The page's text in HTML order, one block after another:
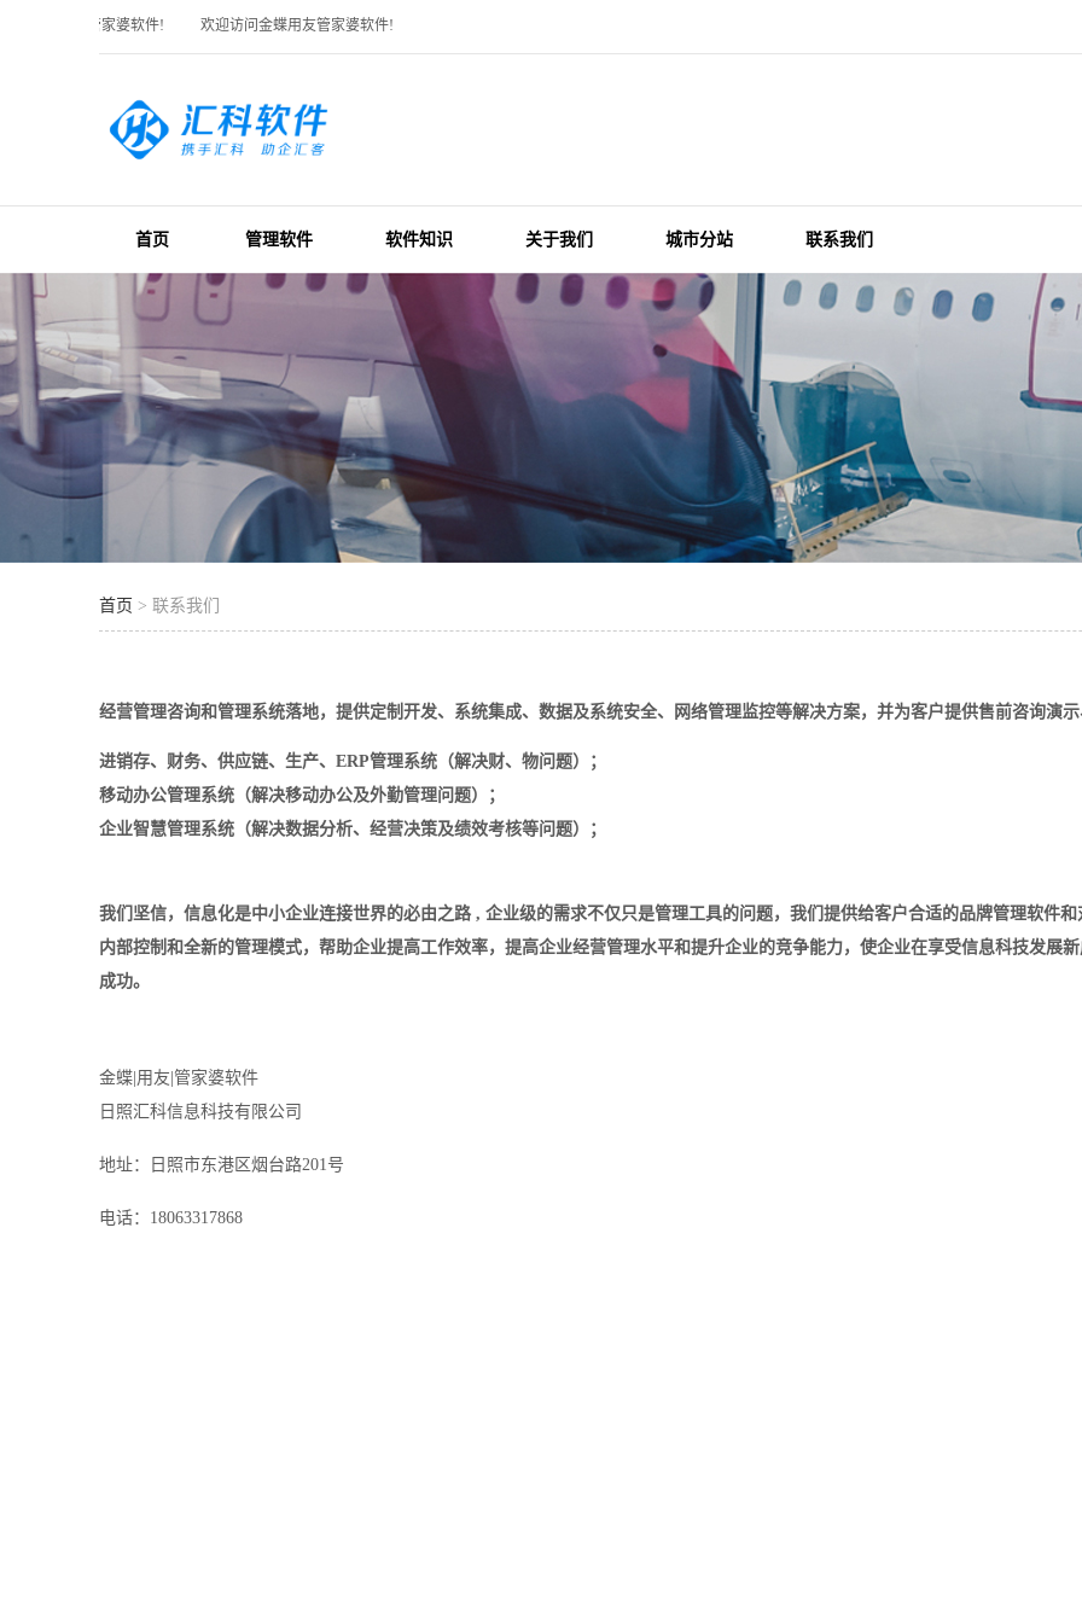
金蝶用友管家婆软件! 欢迎访问金蝶用友管家婆软件!
首页 管理软件 软件知识 关于我们 城市分站 联系我们
首页 > 联系我们
经营管理咨询和管理系统落地，提供定制开发、系统集成、数据及系统安全、网络管理监控等解决方案，并为客户提供售前咨询演
进销存、财务、供应链、生产、ERP管理系统（解决财、物问题）；
移动办公管理系统（解决移动办公及外勤管理问题）；
企业智慧管理系统（解决数据分析、经营决策及绩效考核等问题）；
我们坚信，信息化是中小企业连接世界的必由之路 , 企业级的需求不仅只是管理工具的问题，我们提供给客户合适的品牌管理软件
内部控制和全新的管理模式，帮助企业提高工作效率，提高企业经营管理水平和提升企业的竞争能力，使企业在享受信息科技发展
成功。
金蝶|用友|管家婆软件
日照汇科信息科技有限公司
地址：日照市东港区烟台路201号
电话：18063317868